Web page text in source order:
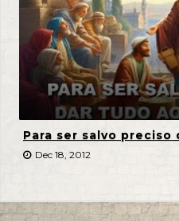
Para ser salvo
Dec 18, 2012